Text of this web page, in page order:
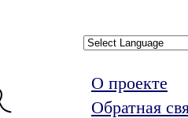
О проекте
Обратная